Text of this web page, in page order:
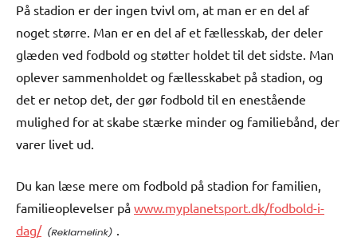
På stadion er der ingen tvivl om, at man er en del af
noget større. Man er en del af et fællesskab, der deler
glæden ved fodbold og støtter holdet til det sidste. Man
oplever sammenholdet og fællesskabet på stadion, og
det er netop det, der gør fodbold til en enestående
mulighed for at skabe stærke minder og familiebånd, der
varer livet ud.
Du kan læse mere om fodbold på stadion for familien,
familieoplevelser på www.myplanetsport.dk/fodbold-i-
dag/